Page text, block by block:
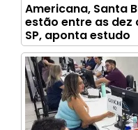
Americana, Santa
estão entre as dez
SP, aponta estudo